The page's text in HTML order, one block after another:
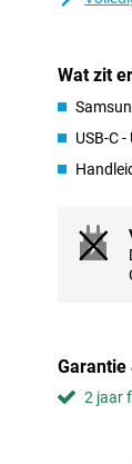
Deze
uiterst
Gamen
De
HD.
scrollen
Altijd
Deze
Wat zit
USB-C -
Garantie
2 jaar